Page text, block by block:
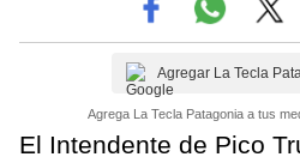
Agregar La Tecla
Agrega La Tecla Patagonia a tus
El Intendente de Pico